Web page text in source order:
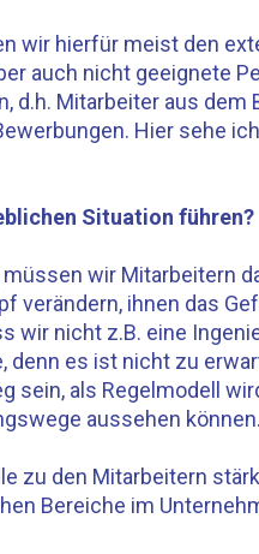
hierfür meist den
auch nicht geeignete
Mitarbeiter aus
Hier sehe
Situation führen?
wir Mitarbeitern
ihnen das
wir nicht z.B. eine
es ist nicht zu
als Regelmodell
aussehen können.
den Mitarbeitern
Bereiche im